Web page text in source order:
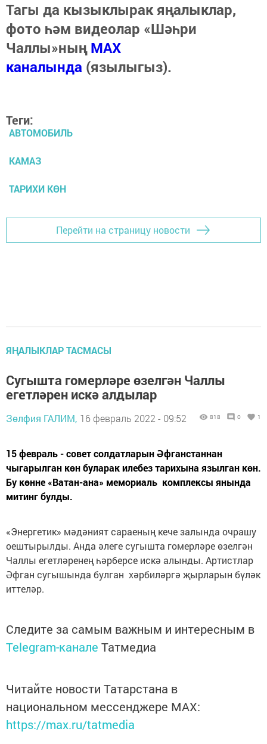
Тагы да кызыклырак яңалыклар,
фото һәм видеолар «Шәһри
Чаллы»ныңMAX
каналында (язылыгыз).
Теги:
АВТОМОБИЛЬ
КАМАЗ
ТАРИХИ КӨН
Перейти на страницу новости
ЯҢАЛЫКЛАР ТАСМАСЫ
Сугышта гомерләре өзелгән Чаллы
егетләрен искә алдылар
Зөлфия ГАЛИМ, 16 февраль 2022 - 09:52 818 0 1
15 февраль - совет солдатларын Әфганстаннан
чыгарылган көн буларак илебез тарихына язылган көн.
Бу көнне «Ватан-ана» мемориаль комплексы янында
митинг булды.
«Энергетик» мәдәният сараеның кече залында очрашу
оештырылды. Анда әлеге сугышта гомерләре өзелгән
Чаллы егетләренең һәрберсе искә алынды. Артистлар
Әфган сугышында булган хәрбиләргә җырларын бүләк
иттеләр.
Следите за самым важным и интересным в
Telegram-канале Татмедиа
Читайте новости Татарстана в
национальном мессенджере MАХ:
https://max.ru/tatmedia